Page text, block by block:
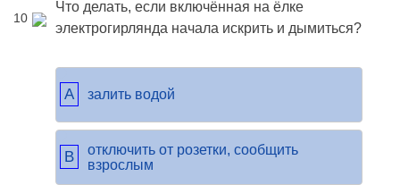
10
Что делать, если включённая на ёлке
электрогирлянда начала искрить и дымиться?
A залить водой
B
отключить от розетки, сообщить
взрослым